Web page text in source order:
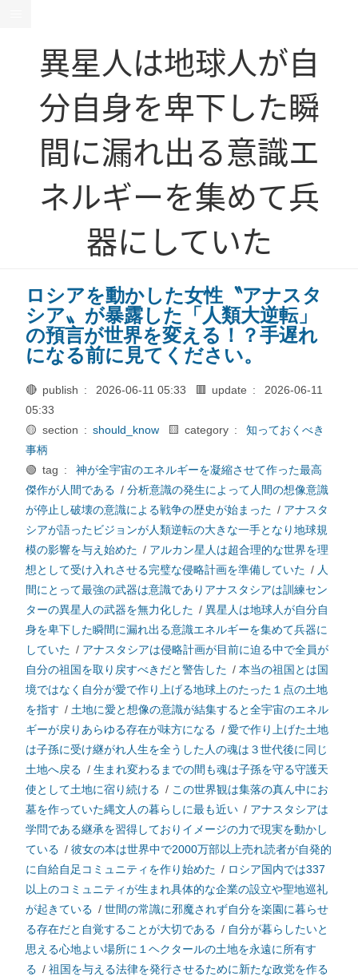
異星人は地球人が自
分自身を卑下した瞬
間に漏れ出る意識エ
ネルギーを集めて兵
器にしていた
ロシアを動かした女性〝アナスタ
シア〟が暴露した「人類大逆転」
の預言が世界を変える！？手遅れ
になる前に見てください。
🔴 publish : 2026-06-11 05:33 🟥 update :
2026-06-11
05:33
🟡 section : should_know 🟨 category :
知っておくべき
事柄
🟢 tag :
神が全宇宙のエネルギーを凝縮させて作った最高
傑作が人間である / 分析意識の発生によって人間の想像意識
が停止し破壊の意識による戦争の歴史が始まった / アナスタ
シアが語ったビジョンが人類逆転の大きな一手となり地球規
模の影響を与え始めた / アルカン星人は超合理的な世界を理
想として受け入れさせる完璧な侵略計画を準備していた / 人
間にとって最強の武器は意識でありアナスタシアは訓練セン
ターの異星人の武器を無力化した / 異星人は地球人が自分自
身を卑下した瞬間に漏れ出る意識エネルギーを集めて兵器に
していた / アナスタシアは侵略計画が目前に迫る中で全員が
自分の祖国を取り戻すべきだと警告した / 本当の祖国とは国
境ではなく自分が愛で作り上げる地球上のたった１点の土地
を指す / 土地に愛と想像の意識が結集すると全宇宙のエネル
ギーが戻りあらゆる存在が味方になる / 愛で作り上げた土地
は子孫に受け継がれ人生を全うした人の魂は３世代後に同じ
土地へ戻る / 生まれ変わるまでの間も魂は子孫を守る守護天
使として土地に宿り続ける / この世界観は集落の真ん中にお
墓を作っていた縄文人の暮らしに最も近い / アナスタシアは
学問である継承を習得しておりイメージの力で現実を動かし
ている / 彼女の本は世界中で2000万部以上売れ読者が自発的
に自給自足コミュニティを作り始めた / ロシア国内では337
以上のコミュニティが生まれ具体的な企業の設立や聖地巡礼
が起きている / 世間の常識に邪魔されず自分を楽園に暮らせ
る存在だと自覚することが大切である / 自分が暮らしたいと
思える心地よい場所に１ヘクタールの土地を永遠に所有す
る / 祖国を与える法律を発行させるために新たな政党を作る